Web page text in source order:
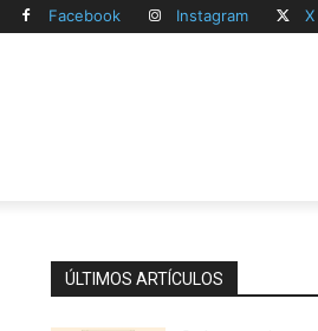
Facebook Instagram X
ÚLTIMOS ARTÍCULOS